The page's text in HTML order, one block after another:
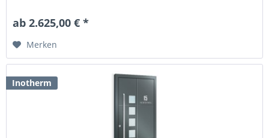
ab 2.625,00 € *
Merken
Inotherm